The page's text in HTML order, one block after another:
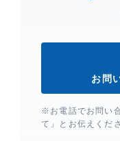
お問
※お電話でお問い
て」とお伝えくだ